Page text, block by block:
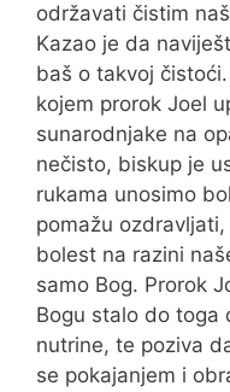
održavati čistim
Kazao je da
baš o takvoj
kojem prorok Joel
sunarodnjake na
nečisto, biskup je
rukama unosimo
pomažu
bolest na razini
samo Bog. Prorok
Bogu stalo do toga
nutrine, te poziva
se pokajanjem i